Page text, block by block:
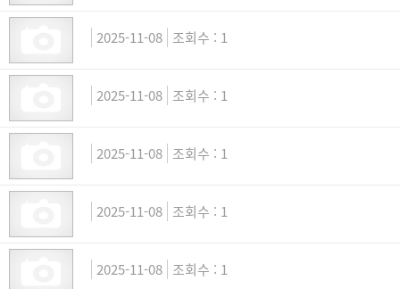
2025-11-08 1
2025-11-08 1
2025-11-08 1
2025-11-08 1
2025-11-08 1